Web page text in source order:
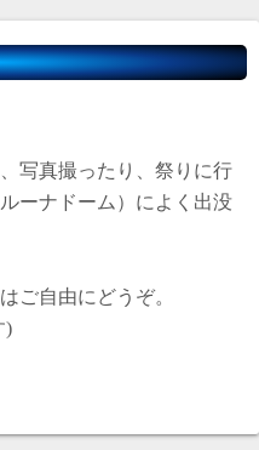
写真撮ったり、祭りに行
ーナドーム）によく出没
ご自由にどうぞ。
)